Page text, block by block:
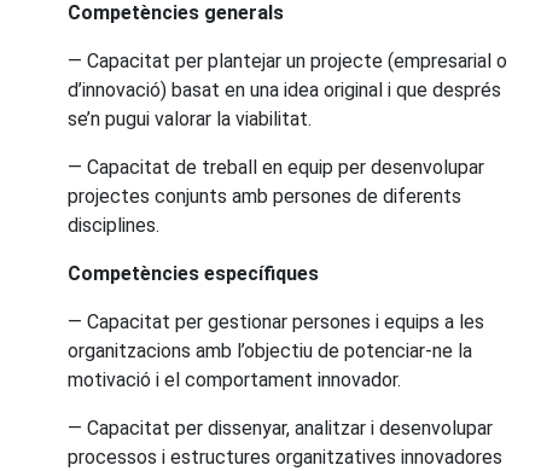
Competències generals
— Capacitat per plantejar un projecte (empresarial o
d’innovació) basat en una idea original i que després
se’n pugui valorar la viabilitat.
— Capacitat de treball en equip per desenvolupar
projectes conjunts amb persones de diferents
disciplines.
Competències específiques
— Capacitat per gestionar persones i equips a les
organitzacions amb l’objectiu de potenciar-ne la
motivació i el comportament innovador.
— Capacitat per dissenyar, analitzar i desenvolupar
processos i estructures organitzatives innovadores